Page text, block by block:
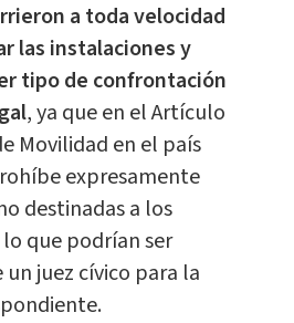
a toda velocidad
las instalaciones y
tipo de confrontación
, ya que en el Artículo
Movilidad en el país
expresamente
destinadas a los
que podrían ser
juez cívico para la